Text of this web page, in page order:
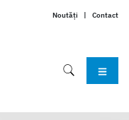
Noutăți | Contact